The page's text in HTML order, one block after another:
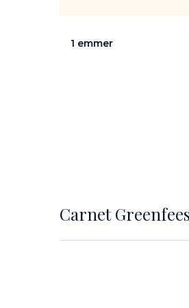
1 emmer
Content
Carnet